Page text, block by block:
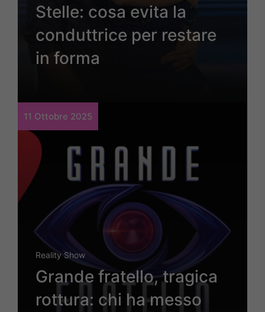
Stelle: cosa evita la
conduttrice per restare
in forma
11 Ottobre 2025
Reality Show
Grande fratello, tragica
rottura: chi ha messo